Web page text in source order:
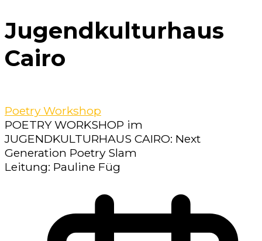
Jugendkulturhaus
Cairo
Poetry Workshop
POETRY WORKSHOP im
JUGENDKULTURHAUS CAIRO: Next
Generation Poetry Slam
Leitung: Pauline Füg